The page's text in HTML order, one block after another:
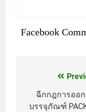
Facebook
แนะแนว
เรื่อง
ฉีกกฎการออ
บรรจุภัณฑ์